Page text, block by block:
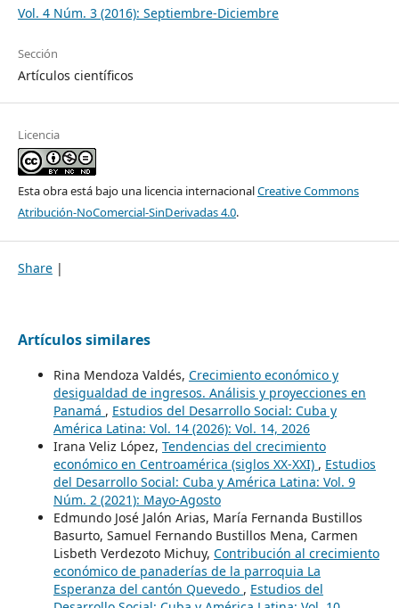
Vol. 4 Núm. 3 (2016): Septiembre-Diciembre
Sección
Artículos científicos
Licencia
Esta obra está bajo una licencia internacionalCreative Commons
Atribución-NoComercial-SinDerivadas 4.0.
Share |
Artículos similares
Rina Mendoza Valdés, Crecimiento económico y
desigualdad de ingresos. Análisis y proyecciones en
Panamá , Estudios del Desarrollo Social: Cuba y
América Latina: Vol. 14 (2026): Vol. 14, 2026
Irana Veliz López, Tendencias del crecimiento
económico en Centroamérica (siglos XX-XXI) , Estudios
del Desarrollo Social: Cuba y América Latina: Vol. 9
Núm. 2 (2021): Mayo-Agosto
Edmundo José Jalón Arias, María Fernanda Bustillos
Basurto, Samuel Fernando Bustillos Mena, Carmen
Lisbeth Verdezoto Michuy, Contribución al crecimiento
económico de panaderías de la parroquia La
Esperanza del cantón Quevedo , Estudios del